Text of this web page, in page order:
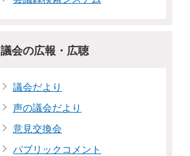
議会の広報・広聴
議会だより
声の議会だより
意見交換会
パブリックコメント